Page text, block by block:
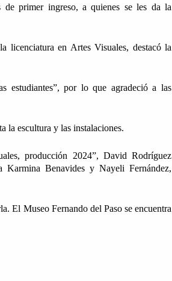
de primer ingreso, a quienes se les da la
licenciatura en Artes Visuales, destacó la
estudiantes”, por lo que agradeció a las
la escultura y las instalaciones.
producción 2024”, David Rodríguez
Benavides y Nayeli Fernández,
El Museo Fernando del Paso se encuentra